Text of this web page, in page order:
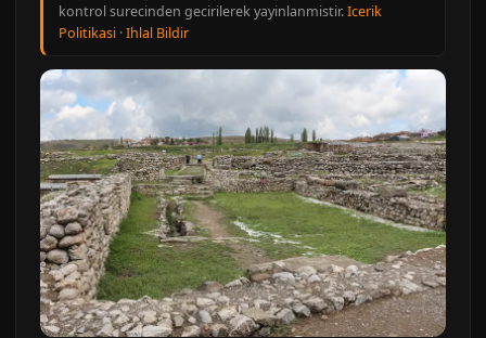
kontrol surecinden gecirilerek yayinlanmistir.Icerik
Politikasi ·Ihlal Bildir